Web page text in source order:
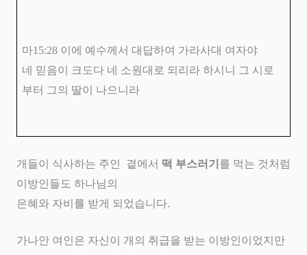
마15:28 이에 예수께서 대답하여 가라사대 여자야
네 믿음이 크도다 네 소원대로 되리라 하시니 그 시로
부터 그의 딸이 나으니라
개들이 식사하는 주인 곁에서 떡 부스러기 를 먹는 것처럼
이방인들도 하나님의
은혜와 자비를 받게 되었습니다.
가나안 여인은 자신이 개의 취급을 받는 이방인이었지만